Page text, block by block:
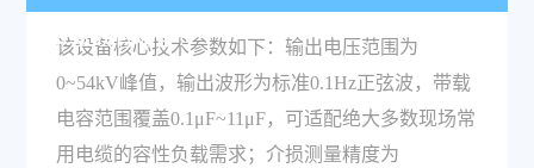
术参数有哪些？
该设备核心技术参数如下：输出电压范围为
0~54kV峰值，输出波形为标准0.1Hz正弦波，带载
电容范围覆盖0.1μF~11μF，可适配绝大多数现场常
用电缆的容性负载需求；介损测量精度为